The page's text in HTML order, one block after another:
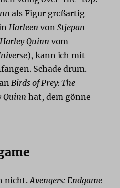
als Figur großartig
Harleen vonStjepan
Harley Quinn vom
), kann ich mit
Schade drum.
Birds of Prey: The
Quinn hat, dem gönne
nicht.Avengers: Endgame